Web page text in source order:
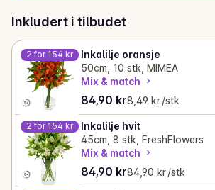
Inkludert i tilbudet
2 for 154 kr
Inkalilje oransje
50cm, 10 stk, MIMEA
Mix & match
84,90 kr
Gjeldende pris er: 84,90 kr
8,49 kr /stk
Stykkpris: 8,49 kr /stk
2 for 154 kr
Inkalilje hvit
45cm, 8 stk, FreshFlowers
Mix & match
84,90 kr
Gjeldende pris er: 84,90 kr
84,90 kr /stk
Stykkpris: 84,90 kr /stk